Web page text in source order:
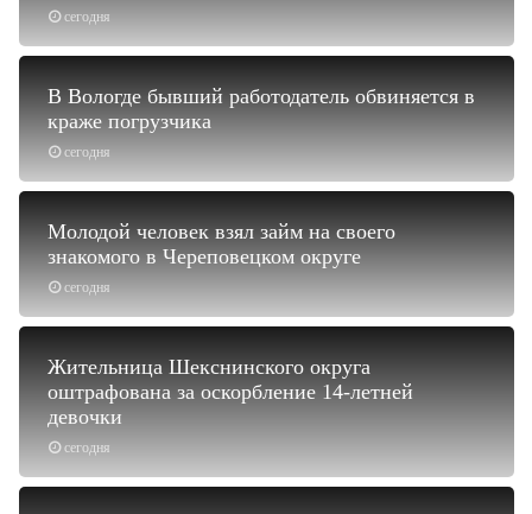
сегодня
сегодня
В Вологде бывший работодатель обвиняется в
краже погрузчика
сегодня
Молодой человек взял займ на своего
знакомого в Череповецком округе
сегодня
Жительница Шекснинского округа
оштрафована за оскорбление 14-летней
девочки